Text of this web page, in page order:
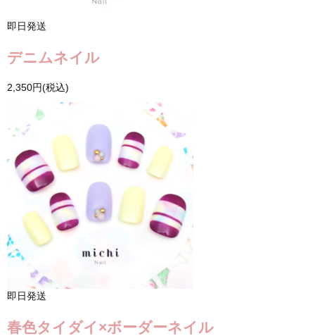
即日発送
デニムネイル
2,350円(税込)
即日発送
春色タイダイ×ボーダーネイル